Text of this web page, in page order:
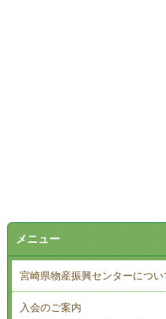
メニュー
宮崎県物産振興センターについ
入会のご案内